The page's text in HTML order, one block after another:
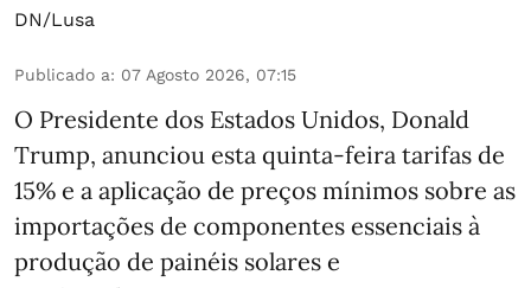
DN/Lusa
Publicado a: 07 Agosto 2026, 07:15
O Presidente dos Estados Unidos, Donald
Trump, anunciou esta quinta-feira tarifas de
15% e a aplicação de preços mínimos sobre as
importações de componentes essenciais à
produção de painéis solares e